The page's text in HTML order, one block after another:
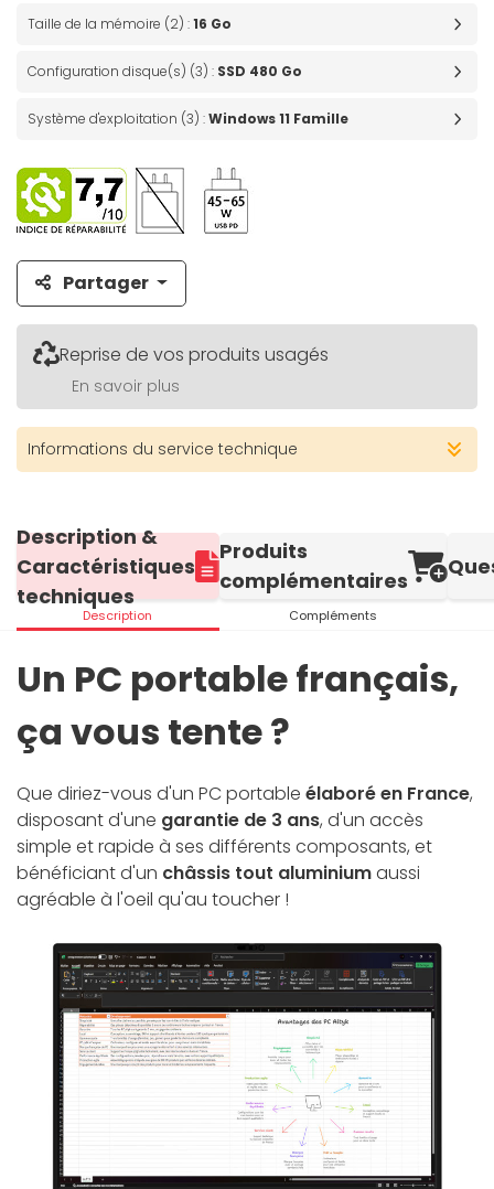
Taille de la mémoire (2) :16 Go
Configuration disque(s) (3) : SSD 480 Go
Système d'exploitation (3) :Windows 11 Famille
Partager
Reprise de vos produits usagés
En savoir plus
Informations du service technique
Description &
Caractéristiques
techniques
Description
Produits
complémentaires
Compléments
Un PC portable français,
ça vous tente ?
Que diriez-vous d'un PC portable élaboré en France,
disposant d'une garantie de 3 ans, d'un accès
simple et rapide à ses différents composants, et
bénéficiant d'un châssis tout aluminiumaussi
agréable à l'oeil qu'au toucher !